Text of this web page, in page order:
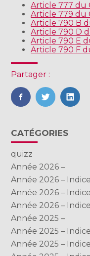
Article 777 du
Article 779 du
Article 790 B
Article 790 D
Article 790 E
Article 790 F
Partager :
FaceBook
Twitter
Blog
sidebar
CATÉGORIES
quizz
Année 2026 –
Année 2026 –
Année 2026 –
Année 2026 –
Année 2025 –
Année 2025 –
Année 2025 –